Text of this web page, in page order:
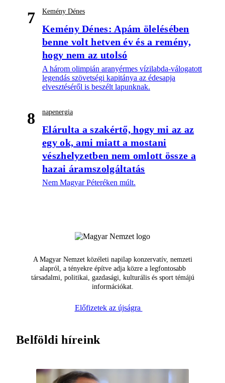
7 Kemény Dénes
Kemény Dénes: Apám ölelésében
benne volt hetven év és a remény,
hogy nem az utolsó
A három olimpián aranyérmes vízilabda-válogatott
legendás szövetségi kapitánya az édesapja
elvesztéséről is beszélt lapunknak.
8 napenergia
Elárulta a szakértő, hogy mi az az
egy ok, ami miatt a mostani
vészhelyzetben nem omlott össze a
hazai áramszolgáltatás
Nem Magyar Péteréken múlt.
A Magyar Nemzet közéleti napilap konzervatív, nemzeti
alapról, a tényekre építve adja közre a legfontosabb
társadalmi, politikai, gazdasági, kulturális és sport témájú
információkat.
Előfizetek az újságra
Belföldi híreink